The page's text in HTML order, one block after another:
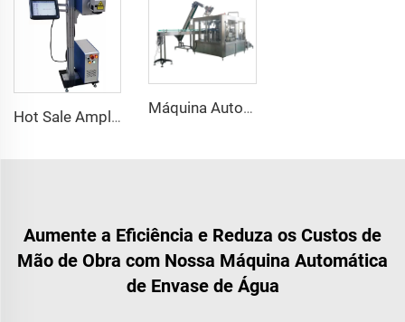
Hot Sale Amplamente Utilizada Impressora a Laser CO2 de Alta Velocidade para Garrafas de Vidro
Máquina Automática de Enchimento, Vedação e Etiquetagem para Garrafas de Vidro Pequenas para Cerveja Artesanal
Aumente a Eficiência e Reduza os Custos de
Mão de Obra com Nossa Máquina Automática
de Envase de Água